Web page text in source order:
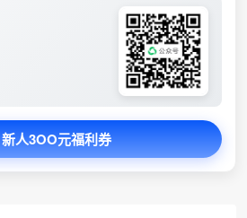
新人3OO元福利券